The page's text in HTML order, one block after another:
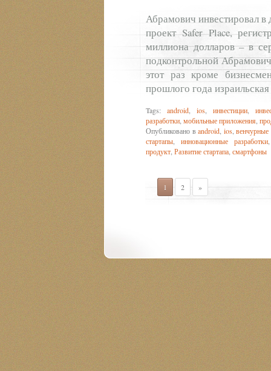
Абрамович инвестировал в
проект Safer Place,
миллиона долларов – в
подконтрольной
этот раз кроме
прошлого года
Tags: android, ios, инвестиции,
разработки,мобильные приложения,
Опубликовано вandroid, ios,венчурные
стартапы, инновационные разработки
продукт,Развитие стартапа,смартфоны
1 2 »